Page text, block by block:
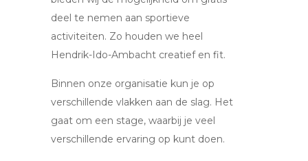
deel te nemen aan sportieve
activiteiten. Zo houden we heel
Hendrik-Ido-Ambacht creatief en fit.
Binnen onze organisatie kun je op
verschillende vlakken aan de slag. Het
gaat om een stage, waarbij je veel
verschillende ervaring op kunt doen.